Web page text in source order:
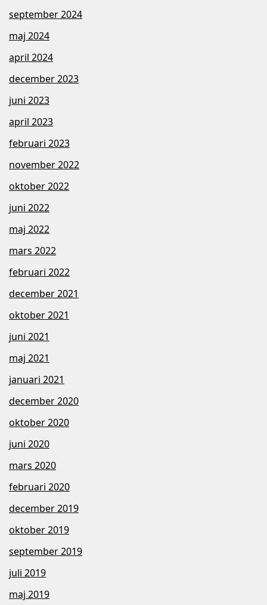
september 2024
maj 2024
april 2024
december 2023
juni 2023
april 2023
februari 2023
november 2022
oktober 2022
juni 2022
maj 2022
mars 2022
februari 2022
december 2021
oktober 2021
juni 2021
maj 2021
januari 2021
december 2020
oktober 2020
juni 2020
mars 2020
februari 2020
december 2019
oktober 2019
september 2019
juli 2019
maj 2019